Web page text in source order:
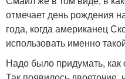
отмечает день рождения
года, когда американец
использовать именно
Надо было придумать, как